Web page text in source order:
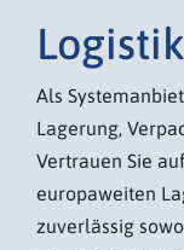
Als
Lagerung,
Vertrauen Sie
europaweiten
zuverlässig